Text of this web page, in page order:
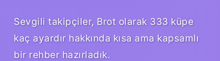
Sevgili takipçiler, Brot olarak 333 küpe
kaç ayardır hakkında kısa ama kapsamlı
bir rehber hazırladık.